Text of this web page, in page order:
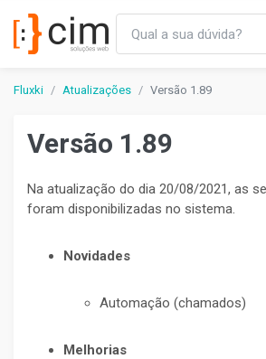
Fluxki Atualizações Versão 1.89
Versão 1.89
Na atualização do dia 20/08/2021, as
foram disponibilizadas no sistema.
Novidades
Automação (chamados)
Melhorias